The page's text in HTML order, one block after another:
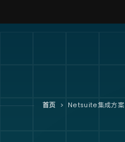
首页 > Netsuite集成方案